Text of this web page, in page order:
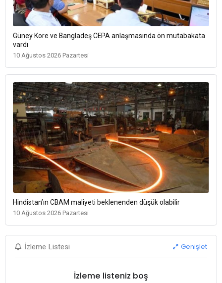
Güney Kore ve Bangladeş CEPA anlaşmasında ön mutabakata
vardı
10 Ağustos 2026 Pazartesi
Hindistan’ın CBAM maliyeti beklenenden düşük olabilir
10 Ağustos 2026 Pazartesi
İzleme Listesi Genişlet
İzleme listeniz boş